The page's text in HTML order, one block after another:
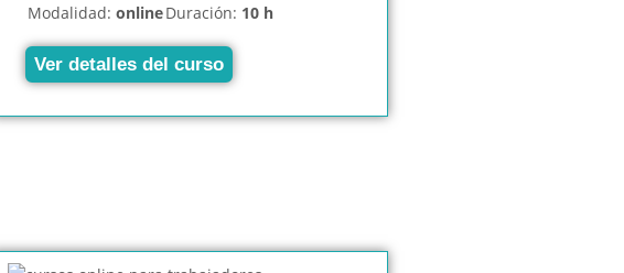
Modalidad: onlineDuración: 10 h
Ver detalles del curso